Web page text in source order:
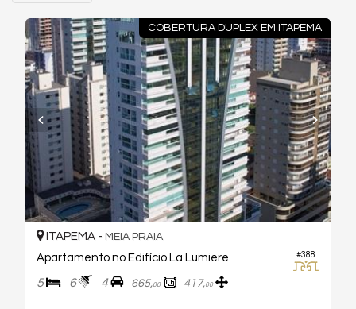
COBERTURA DUPLEX EM ITAPEMA
#388
ITAPEMA - MEIA PRAIA
Apartamento no Edifício La Lumiere
5 6 4 665,00 417,00